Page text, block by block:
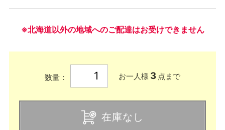
※北海道以外の地域へのご配達はお受けできません
数量： お一人様 3 点まで
在庫なし